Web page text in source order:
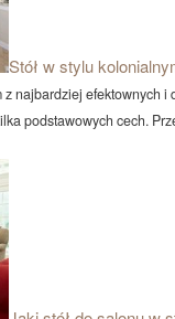
Stół w stylu
najbardziej efektownych
podstawowych cech.